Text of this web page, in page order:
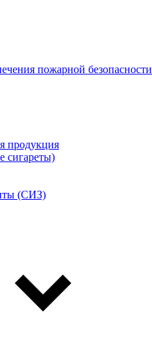
пожарной безопасности
продукция
сигареты)
(СИЗ)